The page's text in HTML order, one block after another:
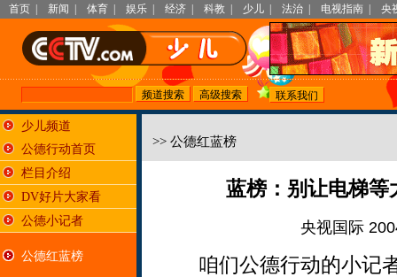
首页 新闻 体育 娱乐 经济 科教 少儿 法治 电视指南 央
少儿频道
公德行动首页
栏目介绍
DV好片大家看
公德小记者
公德红蓝榜
>> 公德红蓝榜
蓝榜：别让电梯等
央视国际
咱们公德行动的小记者